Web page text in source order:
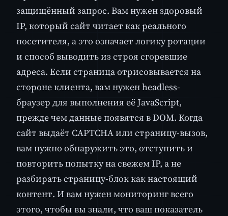
защищённый запрос. Вам нужен здоровый
IP, который сайт читает как реального
посетителя, а это означает логику ротации
и способ выводить из строя сгоревшие
адреса. Если страница отрисовывается на
стороне клиента, вам нужен headless-
браузер для выполнения её JavaScript,
прежде чем данные появятся в DOM. Когда
сайт выдаёт CAPTCHA или страницу-вызов,
вам нужно обнаружить это, отступить и
повторить попытку на свежем IP, а не
разбирать страницу-блок как настоящий
контент. И вам нужен мониторинг всего
этого, чтобы вы знали, что ваш показатель